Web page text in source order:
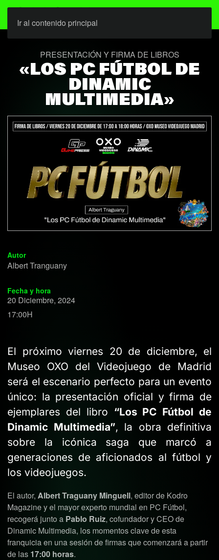
Ir al contenido principal
PRESENTACIÓN Y FIRMA DE LIBROS
«LOS PC FÚTBOL DE
DINAMIC
MULTIMEDIA»
Autor
Albert Tranguany
Fecha y hora
20 Diciembre, 2024
17:00H
El próximo viernes 20 de diciembre, el
Museo OXO del Videojuego de Madrid
será el escenario perfecto para un evento
único: la presentación oficial y firma de
ejemplares del libro “Los PC Fútbol de
Dinamic Multimedia”, la obra definitiva
sobre la icónica saga que marcó a
generaciones de aficionados al fútbol y
los videojuegos.
El autor, Albert Traguany Minguell, editor de Kodro
Magazine y el mayor experto mundial en PC Fútbol,
recogerá junto a Pablo Ruiz, cofundador y CEO de
Dinamic Multimedia, los momentos clave de esta
franquicia en una sesión de firmas que comenzará a partir
de las 17:00 horas.